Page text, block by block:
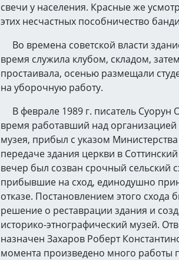
свечи у населения. Красные же
этих несчастных пособничество
Во времена советской власти
время служила клубом, складом,
простаивала, осенью размещали
на уборочную работу.
В феврале 1989 г. писатель Суорун
время работавший над организацией
музея, прибыл с указом
передаче здания церкви в
вечер был созван срочный сельский
прибывшие на сход, единодушно
отказе. Постановлением этого схода
решение о реставрации здания и
историко-этнографический музей.
назначен Захаров Роберт
момента произведено много работы